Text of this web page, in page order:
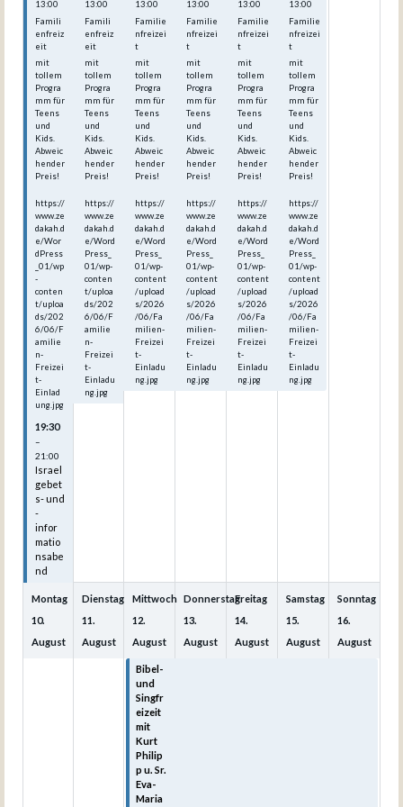
13:00
Famili
enfreiz
eit
mit
tollem
Progra
mm für
Teens
und
Kids.
Abweic
hender
Preis!
https://
www.ze
dakah.d
e/Wor
dPress
_01/wp
-
conten
t/uploa
ds/202
6/06/F
amilie
n-
Freizei
t-
Einlad
ung.jpg
19:30
–
21:00
Israel
gebet
s- und
-
infor
matio
nsabe
nd
13:00
Famili
enfreiz
eit
mit
tollem
Progra
mm für
Teens
und
Kids.
Abweic
hender
Preis!
https://
www.ze
dakah.d
e/Word
Press_
01/wp-
conten
t/uploa
ds/202
6/06/F
amilie
n-
Freizei
t-
Einladu
ng.jpg
13:00
Familie
nfreizei
t
mit
tollem
Progra
mm für
Teens
und
Kids.
Abweic
hender
Preis!
https://
www.ze
dakah.d
e/Word
Press_
01/wp-
content
/upload
s/2026
/06/Fa
milien-
Freizei
t-
Einladu
ng.jpg
13:00
Familie
nfreizei
t
mit
tollem
Progra
mm für
Teens
und
Kids.
Abweic
hender
Preis!
https://
www.ze
dakah.d
e/Word
Press_
01/wp-
content
/upload
s/2026
/06/Fa
milien-
Freizei
t-
Einladu
ng.jpg
13:00
Familie
nfreizei
t
mit
tollem
Progra
mm für
Teens
und
Kids.
Abweic
hender
Preis!
https://
www.ze
dakah.d
e/Word
Press_
01/wp-
content
/upload
s/2026
/06/Fa
milien-
Freizei
t-
Einladu
ng.jpg
13:00
Familie
nfreizei
t
mit
tollem
Progra
mm für
Teens
und
Kids.
Abweic
hender
Preis!
https://
www.ze
dakah.d
e/Word
Press_
01/wp-
content
/upload
s/2026
/06/Fa
milien-
Freizei
t-
Einladu
ng.jpg
Montag
10.
August
Dienstag
11.
August
Mittwoch
12.
August
Bibel-
und
Singfr
eizeit
mit
Kurt
Philip
p u. Sr.
Eva-
Maria
Donnerstag
13.
August
Freitag
14.
August
Samstag
15.
August
Sonntag
16.
August